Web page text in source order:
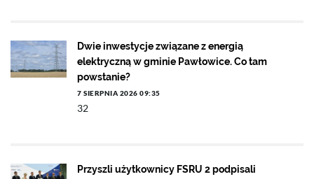
Dwie inwestycje związane z energią
elektryczną w gminie Pawłowice. Co tam
powstanie?
7 SIERPNIA 2026 09:35
32
Przyszli użytkownicy FSRU 2 podpisali